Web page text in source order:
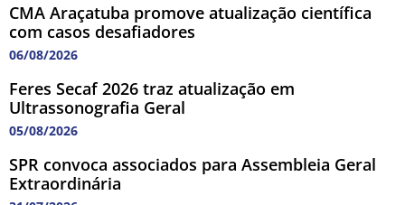
CMA Araçatuba promove atualização científica
com casos desafiadores
06/08/2026
Feres Secaf 2026 traz atualização em
Ultrassonografia Geral
05/08/2026
SPR convoca associados para Assembleia Geral
Extraordinária